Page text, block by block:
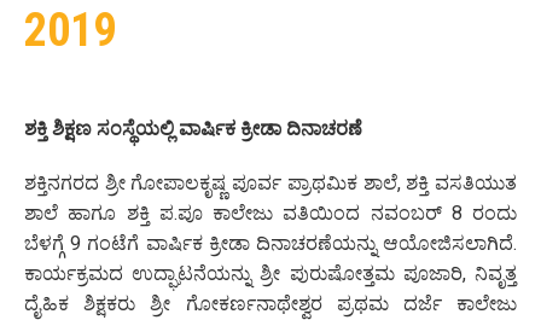
2019
ಶಕ್ತಿ ಶಿಕ್ಷಣ ಸಂಸ್ಥೆಯಲ್ಲಿ ವಾರ್ಷಿಕ ಕ್ರೀಡಾ ದಿನಾಚರಣೆ
ಶಕ್ತಿನಗರದ ಶ್ರೀ ಗೋಪಾಲಕೃಷ್ಣ ಪೂರ್ವ ಪ್ರಾಥಮಿಕ ಶಾಲೆ, ಶಕ್ತಿ ವಸತಿಯುತ
ಶಾಲೆ ಹಾಗೂ ಶಕ್ತಿ ಪ.ಪೂ ಕಾಲೇಜು ವತಿಯಿಂದ ನವಂಬರ್ 8 ರಂದು
ಬೆಳಗ್ಗೆ 9 ಗಂಟೆಗೆ ವಾರ್ಷಿಕ ಕ್ರೀಡಾ ದಿನಾಚರಣೆಯನ್ನು ಆಯೋಜಿಸಲಾಗಿದೆ.
ಕಾರ್ಯಕ್ರಮದ ಉದ್ಘಾಟನೆಯನ್ನು ಶ್ರೀ ಪುರುಷೋತ್ತಮ ಪೂಜಾರಿ, ನಿವೃತ್ತ
ದೈಹಿಕ ಶಿಕ್ಷಕರು ಶ್ರೀ ಗೋಕರ್ಣನಾಥೇಶ್ವರ ಪ್ರಥಮ ದರ್ಜೆ ಕಾಲೇಜು